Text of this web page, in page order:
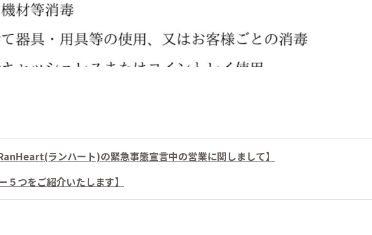
ランハート)の緊急事態宣言中の営業に関しまして】
つをご紹介いたします】